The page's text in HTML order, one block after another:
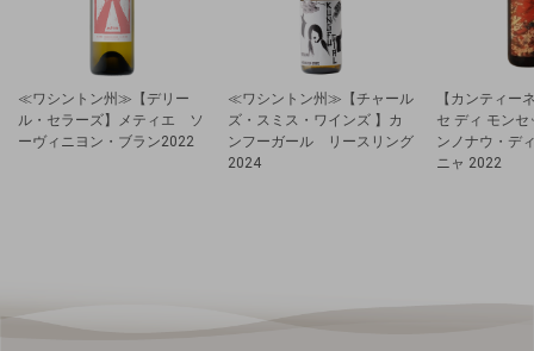
≪ワシントン州≫【デリー
ル・セラーズ】メティエ ソ
ーヴィニヨン・ブラン2022
≪ワシントン州≫【チャール
ズ・スミス・ワインズ 】カ
ンフーガール リースリング
2024
【カンティー
セ ディ モン
ンノナウ・デ
ニャ 2022